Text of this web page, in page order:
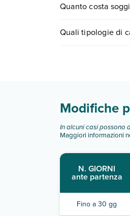
0721.17231 o
Quanto costa
quando partire.
Quali tipologie di
Modifiche
In alcuni casi possono
Maggiori informazioni
N. GIORNI
ante partenza
Fino a 30 gg